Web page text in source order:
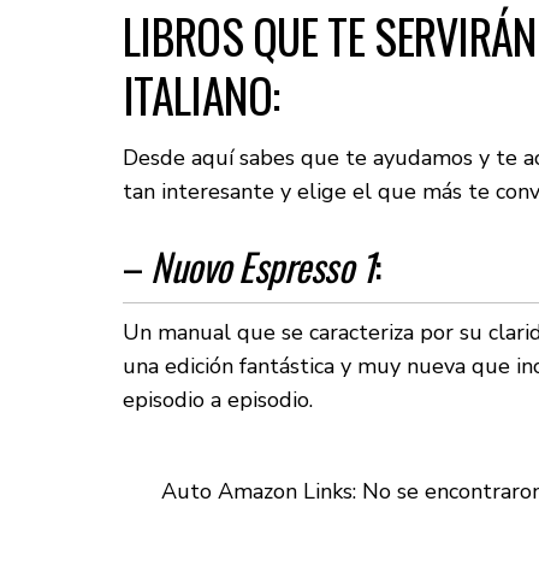
LIBROS QUE TE
ITALIANO:
Desde aquí sabes que te ayudamos y te
tan interesante y elige el que más te
–Nuovo Espresso 1:
Un manual que se caracteriza por su
una edición fantástica y muy nueva que
episodio a episodio.
Auto Amazon Links: No se